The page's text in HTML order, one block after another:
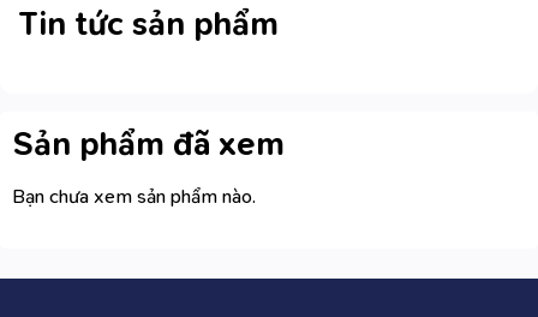
Tin tức sản phẩm
Sản phẩm đã xem
Bạn chưa xem sản phẩm nào.